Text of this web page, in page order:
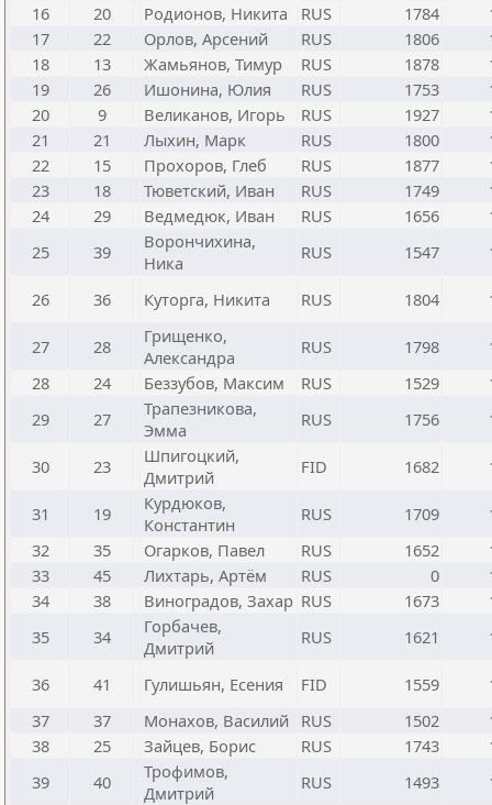
16
20 Родионов, Никита RUS 1784
17
22 Орлов, Арсений RUS 1806
18
13 Жамьянов, Тимур RUS 1878
19
26 Ишонина, Юлия RUS 1753
20
9 Великанов, Игорь RUS 1927
21
21 Лыхин, Марк RUS 1800
22
15 Прохоров, Глеб RUS 1877
23
18 Тюветский, Иван RUS 1749
24
29 Ведмедюк, Иван RUS 1656
25
39
Ворончихина,
Ника
RUS 1547
26 36 Куторга, Никита RUS 1804
27 28
Грищенко,
Александра
RUS 1798
28
24 Беззубов, Максим RUS 1529
29
27
Трапезникова,
Эмма
RUS 1756
30 23
Шпигоцкий,
Дмитрий
FID 1682
31 19
Курдюков,
Константин
RUS 1709
32
35 Огарков, Павел RUS 1652
33
45 Лихтарь, Артём RUS 0
34
38 Виноградов, Захар RUS 1673
35
34
Горбачев,
Дмитрий
RUS 1621
36 41 Гулишьян, Есения FID 1559
37
37 Монахов, Василий RUS 1502
38
25 Зайцев, Борис RUS 1743
39
40
Трофимов,
Дмитрий
RUS 1493